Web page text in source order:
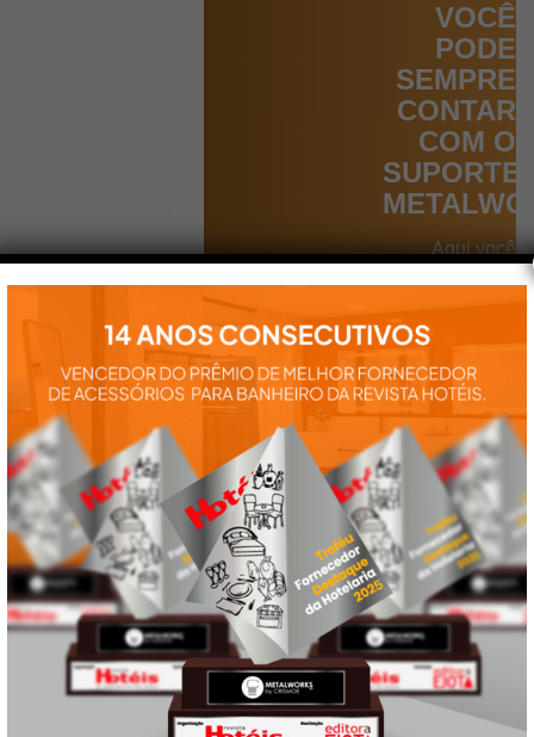
VOCÊ
PODE
SEMPRE
CONTAR
COM O
SUPORTE
Aqui você
encontra tudo
para a
utilização de
produtos:
manuais,
vídeos,
catálogos e
tudo mais que
precisa.
VEJA
TAMBÉM